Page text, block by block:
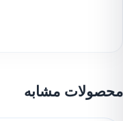
محصولات مشابه